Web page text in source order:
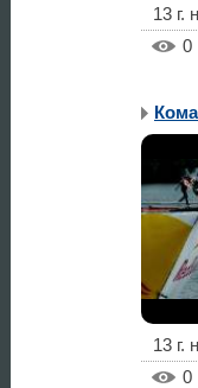
13 г.
0
13 г.
0